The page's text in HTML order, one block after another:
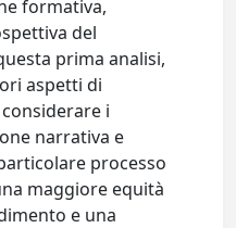
formativa,
del
prima analisi,
aspetti di
i
narrativa e
processo
maggiore equità
e una